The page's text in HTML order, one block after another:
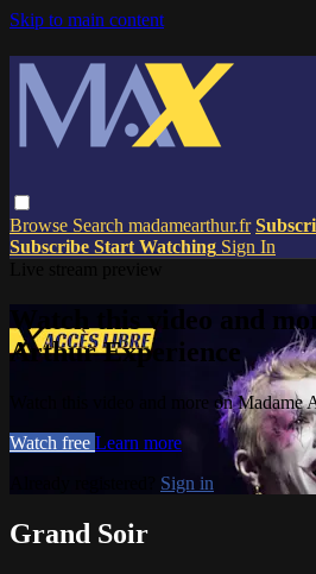
Skip to main content
Browse Search madamearthur.fr
Subscribe Start Watching Sign In
Watch this video and
Arthur Experience
Watch this video and more on Madame
Watch free Learn more
Sign in
Grand Soir